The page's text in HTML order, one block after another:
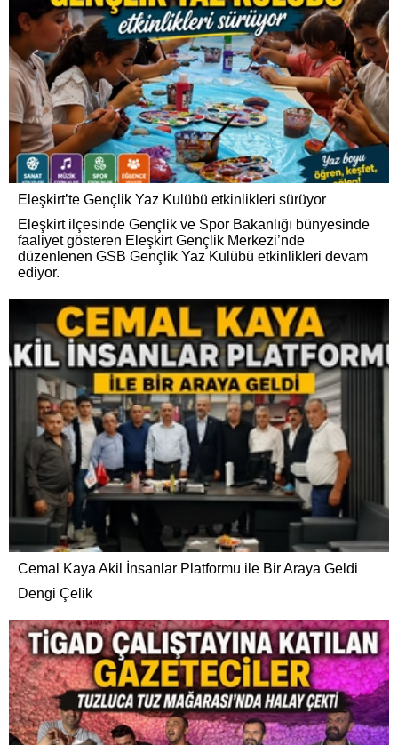
Eleşkirt’te Gençlik Yaz Kulübü etkinlikleri sürüyor
Eleşkirt ilçesinde Gençlik ve Spor Bakanlığı bünyesinde
faaliyet gösteren Eleşkirt Gençlik Merkezi’nde
düzenlenen GSB Gençlik Yaz Kulübü etkinlikleri devam
ediyor.
Cemal Kaya Akil İnsanlar Platformu ile Bir Araya Geldi
Dengi Çelik